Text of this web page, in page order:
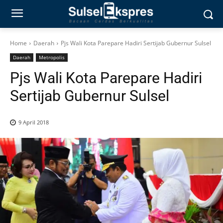
Home Daerah Pjs Wali Kota Parepare Hadiri Sertijab Gubernur Sulsel
Daerah Metropolis
Pjs Wali Kota Parepare Hadiri
Sertijab Gubernur Sulsel
9 April 2018